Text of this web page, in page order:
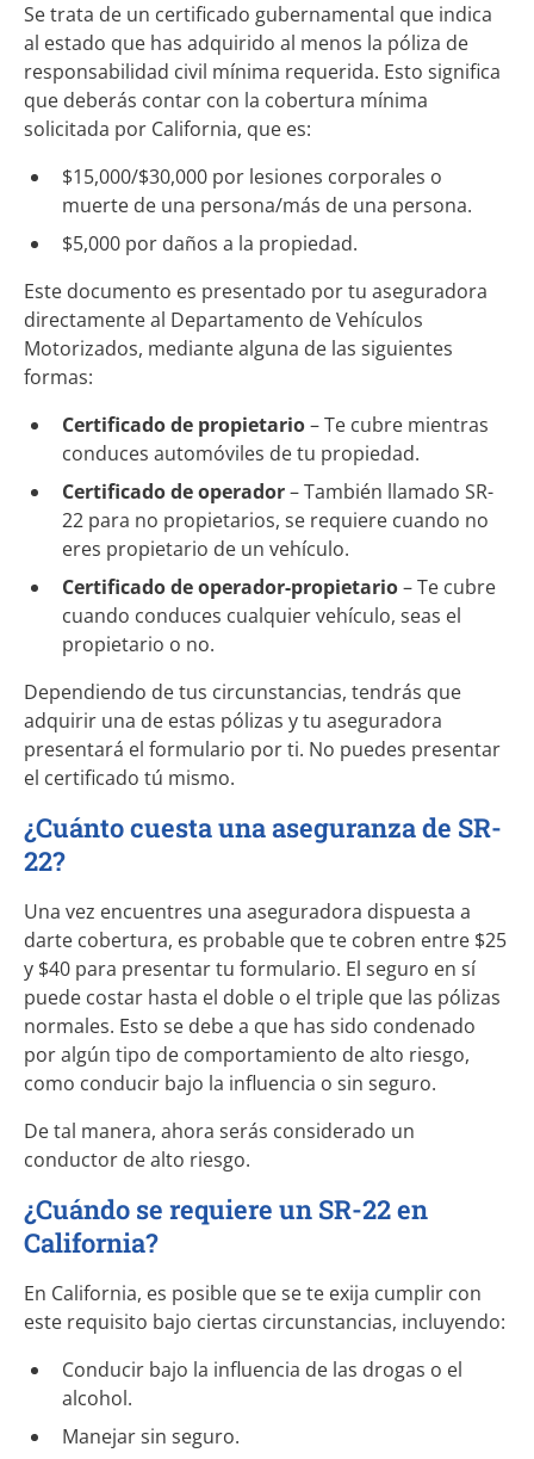
Se trata de un certificado gubernamental que indica
al estado que has adquirido al menos la póliza de
responsabilidad civil mínima requerida. Esto significa
que deberás contar con la cobertura mínima
solicitada por California, que es:
$15,000/$30,000 por lesiones corporales o
muerte de una persona/más de una persona.
$5,000 por daños a la propiedad.
Este documento es presentado por tu aseguradora
directamente al Departamento de Vehículos
Motorizados, mediante alguna de las siguientes
formas:
Certificado de propietario– Te cubre mientras
conduces automóviles de tu propiedad.
Certificado de operador– También llamado SR-
22 para no propietarios, se requiere cuando no
eres propietario de un vehículo.
Certificado de operador-propietario– Te cubre
cuando conduces cualquier vehículo, seas el
propietario o no.
Dependiendo de tus circunstancias, tendrás que
adquirir una de estas pólizas y tu aseguradora
presentará el formulario por ti. No puedes presentar
el certificado tú mismo.
¿Cuánto cuesta una aseguranza de SR-
22?
Una vez encuentres una aseguradora dispuesta a
darte cobertura, es probable que te cobren entre $25
y $40 para presentar tu formulario. El seguro en sí
puede costar hasta el doble o el triple que las pólizas
normales. Esto se debe a que has sido condenado
por algún tipo de comportamiento de alto riesgo,
como conducir bajo la influencia o sin seguro.
De tal manera, ahora serás considerado un
conductor de alto riesgo.
¿Cuándo se requiere un SR-22 en
California?
En California, es posible que se te exija cumplir con
este requisito bajo ciertas circunstancias, incluyendo:
Conducir bajo la influencia de las drogas o el
alcohol.
Manejar sin seguro.